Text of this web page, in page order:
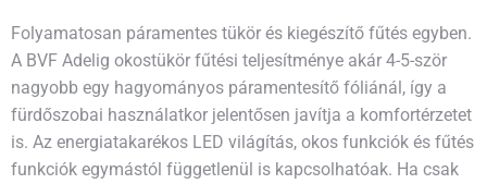
Folyamatosan páramentes tükör és kiegészítő fűtés egyben.
A BVF Adelig okostükör fűtési teljesítménye akár 4-5-ször
nagyobb egy hagyományos páramentesítő fóliánál, így a
fürdőszobai használatkor jelentősen javítja a komfortérzetet
is. Az energiatakarékos LED világítás, okos funkciók és fűtés
funkciók egymástól függetlenül is kapcsolhatóak. Ha csak